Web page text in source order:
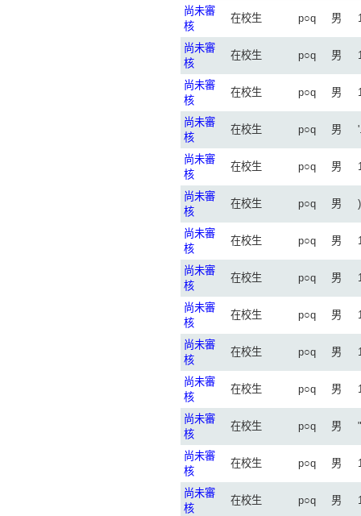
尚未審
核
在校生 p○q 男
尚未審
核
在校生 p○q 男
尚未審
核
在校生 p○q 男
尚未審
核
在校生 p○q 男
尚未審
核
在校生 p○q 男
尚未審
核
在校生 p○q 男 )
尚未審
核
在校生 p○q 男
尚未審
核
在校生 p○q 男
尚未審
核
在校生 p○q 男
尚未審
核
在校生 p○q 男
尚未審
核
在校生 p○q 男
尚未審
核
在校生 p○q 男
尚未審
核
在校生 p○q 男
尚未審
核
在校生 p○q 男